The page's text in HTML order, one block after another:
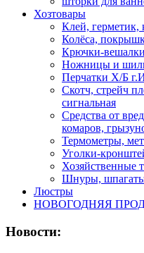
Хозтовары
Клей, герметик,
Колёса,
Крючки-вешалки
Ножницы и
Перчатки Х/Б
Скотч, стрейч
сигнальная
Средства от
комаров,
Термометры,
Уголки-
Хозяйственные
Шнуры,
Люстры
НОВОГОДНЯЯ
Новости: